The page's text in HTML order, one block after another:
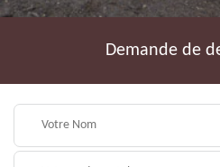
Demande de